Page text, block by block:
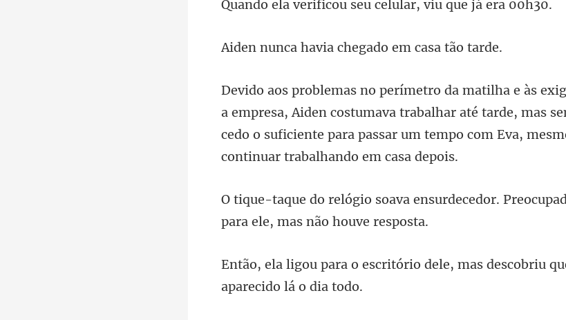
ou seu celular, vi
ia chegado em c
Aiden costumava trabalhar até tarde, mas
cedo o suficiente par
ecedor.
io dele, mas descobriu